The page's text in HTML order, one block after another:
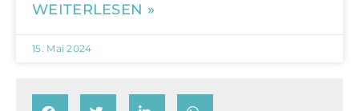
WEITERLESEN »
15. Mai 2024